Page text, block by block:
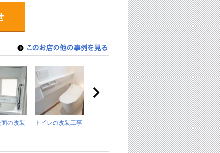
の改装 トイレの改装工事